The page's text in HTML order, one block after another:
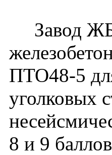
Завод
ПТО48-5
уголковых
8 и 9